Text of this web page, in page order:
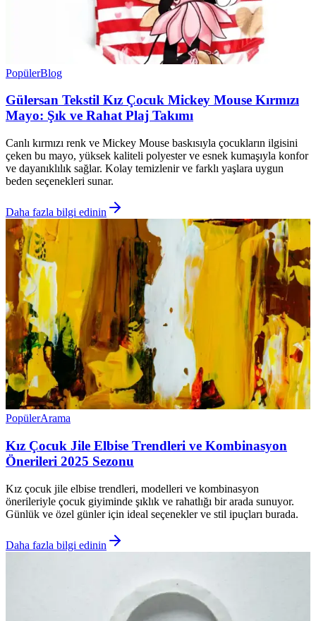
PopülerBlog
Gülersan Tekstil Kız Çocuk Mickey Mouse Kırmızı
Mayo: Şık ve Rahat Plaj Takımı
Canlı kırmızı renk ve Mickey Mouse baskısıyla çocukların ilgisini
çeken bu mayo, yüksek kaliteli polyester ve esnek kumaşıyla konfor
ve dayanıklılık sağlar. Kolay temizlenir ve farklı yaşlara uygun
beden seçenekleri sunar.
Daha fazla bilgi edinin
PopülerArama
Kız Çocuk Jile Elbise Trendleri ve Kombinasyon
Önerileri 2025 Sezonu
Kız çocuk jile elbise trendleri, modelleri ve kombinasyon
önerileriyle çocuk giyiminde şıklık ve rahatlığı bir arada sunuyor.
Günlük ve özel günler için ideal seçenekler ve stil ipuçları burada.
Daha fazla bilgi edinin